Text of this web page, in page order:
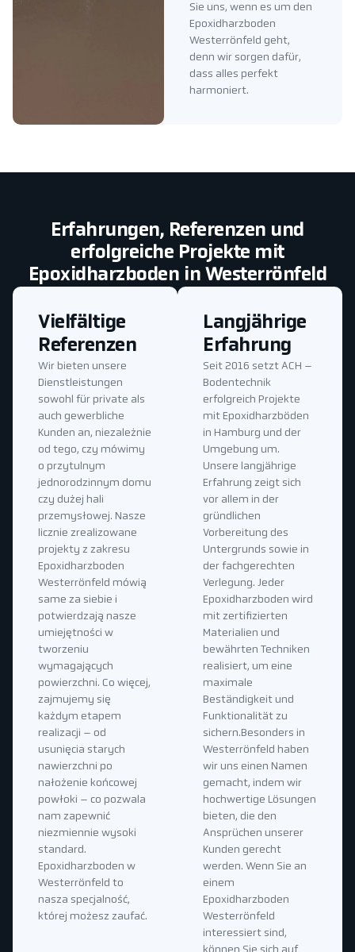
Sie uns, wenn es um den
Epoxidharzboden
Westerrönfeld geht,
denn wir sorgen dafür,
dass alles perfekt
harmoniert.
Erfahrungen, Referenzen und
erfolgreiche Projekte mit
Epoxidharzboden in Westerrönfeld
Langjährige
Erfahrung
Seit 2016 setzt ACH –
Bodentechnik
erfolgreich Projekte
mit Epoxidharzböden
in Hamburg und der
Umgebung um.
Unsere langjährige
Erfahrung zeigt sich
vor allem in der
gründlichen
Vorbereitung des
Untergrunds sowie in
der fachgerechten
Verlegung. Jeder
Epoxidharzboden wird
mit zertifizierten
Materialien und
bewährten Techniken
realisiert, um eine
maximale
Beständigkeit und
Funktionalität zu
sichern.Besonders in
Westerrönfeld haben
wir uns einen Namen
gemacht, indem wir
hochwertige Lösungen
bieten, die den
Ansprüchen unserer
Kunden gerecht
werden. Wenn Sie an
einem
Epoxidharzboden
Westerrönfeld
interessiert sind,
Vielfältige
Referenzen
Wir bieten unsere
Dienstleistungen
sowohl für private als
auch gewerbliche
Kunden an, niezależnie
od tego, czy mówimy
o przytulnym
jednorodzinnym domu
czy dużej hali
przemysłowej. Nasze
licznie zrealizowane
projekty z zakresu
Epoxidharzboden
Westerrönfeld mówią
same za siebie i
potwierdzają nasze
umiejętności w
tworzeniu
wymagających
powierzchni. Co więcej,
zajmujemy się
każdym etapem
realizacji – od
usunięcia starych
nawierzchni po
nałożenie końcowej
powłoki – co pozwala
nam zapewnić
niezmiennie wysoki
standard.
Epoxidharzboden w
Westerrönfeld to
nasza specjalność,
której możesz zaufać.